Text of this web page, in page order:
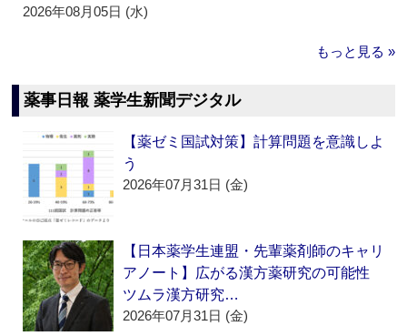
2026年08月05日 (水)
もっと見る »
薬事日報 薬学生新聞デジタル
【薬ゼミ国試対策】計算問題を意識しよ
う
2026年07月31日 (金)
【日本薬学生連盟・先輩薬剤師のキャリ
アノート】広がる漢方薬研究の可能性
ツムラ漢方研究…
2026年07月31日 (金)